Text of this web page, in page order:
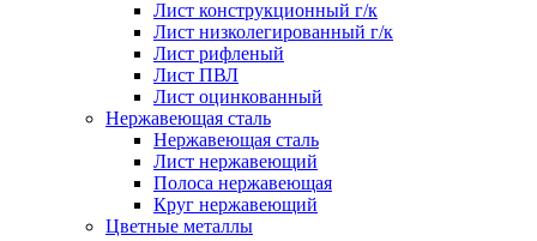
Лист конструкционный г/к
Лист низколегированный г/к
Лист рифленый
Лист ПВЛ
Лист оцинкованный
Нержавеющая сталь
Нержавеющая сталь
Лист нержавеющий
Полоса нержавеющая
Круг нержавеющий
Цветные металлы